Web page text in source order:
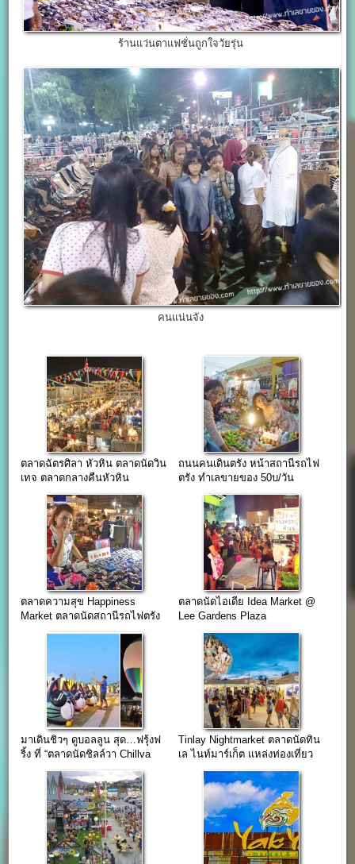
ร้านแว่นตาแฟชั่นถูกใจวัยรุ่น
คนแน่นจัง
ตลาดฉัตรศิลา หัวหิน ตลาดนัดวิน
เทจ ตลาดกลางคืนหัวหิน
ถนนคนเดินตรัง หน้าสถานีรถไฟ
ตรัง ทำเลขายของ 50บ/วัน
ตลาดความสุข Happiness
Market ตลาดนัดสถานีรถไฟตรัง
ตลาดนัดไอเดีย Idea Market @
Lee Gardens Plaza
มาเดินชิวๆ ดูบอลลูน สุด…ฟรุ้งฟ
ริ้ง ที่ “ตลาดนัดชิลล์วา Chillva
Tinlay Nightmarket ตลาดนัดทิน
เล ไนท์มาร์เก็ต แหล่งท่องเที่ยว